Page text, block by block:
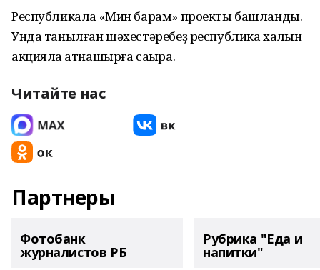
Республикала «Мин барам» проекты башланды.
Унда танылған шәхестәребеҙ республика халҡын
акцияла ҡатнашырға саҡыра.
Читайте нас
Партнеры
Фотобанк
журналистов РБ
Рубрика "Еда и
напитки"